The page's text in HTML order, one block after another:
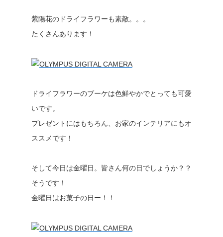
紫陽花のドライフラワーも素敵。。。
たくさんあります！
ドライフラワーのブーケは色鮮やかでとっても可愛
いです。
プレゼントにはもちろん、お家のインテリアにもオ
ススメです！
そして今日は金曜日。皆さん何の日でしょうか？？
そうです！
金曜日はお菓子の日ー！！